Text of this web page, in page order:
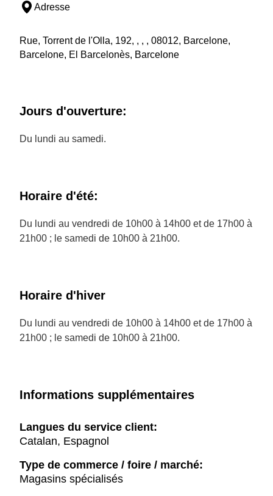
Adresse
Rue, Torrent de l'Olla, 192, , , , 08012, Barcelone,
Barcelone, El Barcelonès, Barcelone
Jours d'ouverture:
Du lundi au samedi.
Horaire d'été:
Du lundi au vendredi de 10h00 à 14h00 et de 17h00 à
21h00 ; le samedi de 10h00 à 21h00.
Horaire d'hiver
Du lundi au vendredi de 10h00 à 14h00 et de 17h00 à
21h00 ; le samedi de 10h00 à 21h00.
Informations supplémentaires
Langues du service client:
Catalan, Espagnol
Type de commerce / foire / marché:
Magasins spécialisés